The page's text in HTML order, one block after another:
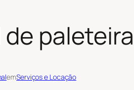
emServiços e Locação